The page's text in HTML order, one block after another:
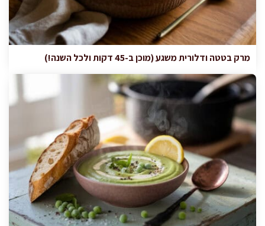
מרק בטטה ודלורית משגע (מוכן ב-45 דקות ולכל השנה!)